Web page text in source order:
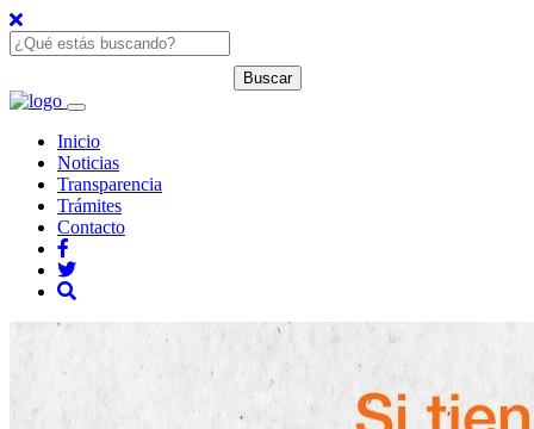
Inicio
Noticias
Transparencia
Trámites
Contacto